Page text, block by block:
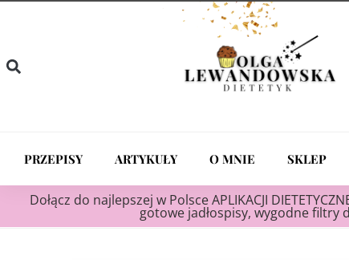
PRZEPISY ARTYKUŁY O MNIE SKLEP
Dołącz do najlepszej w Polsce APLIKACJI
gotowe jadłospisy, wygodne filtry